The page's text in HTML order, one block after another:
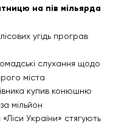
на пів мільярда
угідь програв
слухання щодо
міста
купив конюшню
мільйон
України» стягують